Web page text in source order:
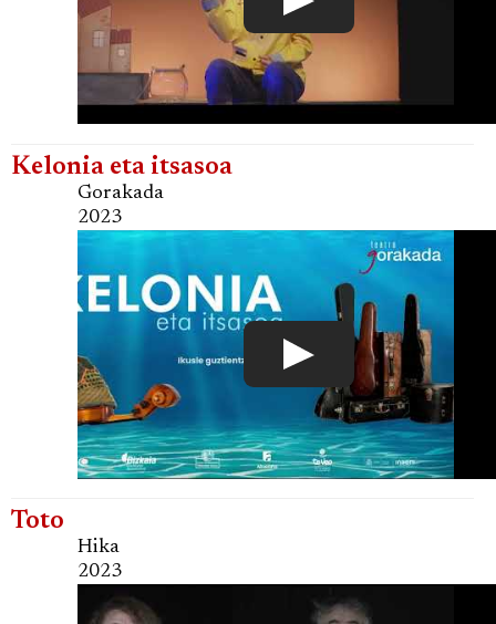
Kelonia eta itsasoa
Gorakada
2023
Toto
Hika
2023